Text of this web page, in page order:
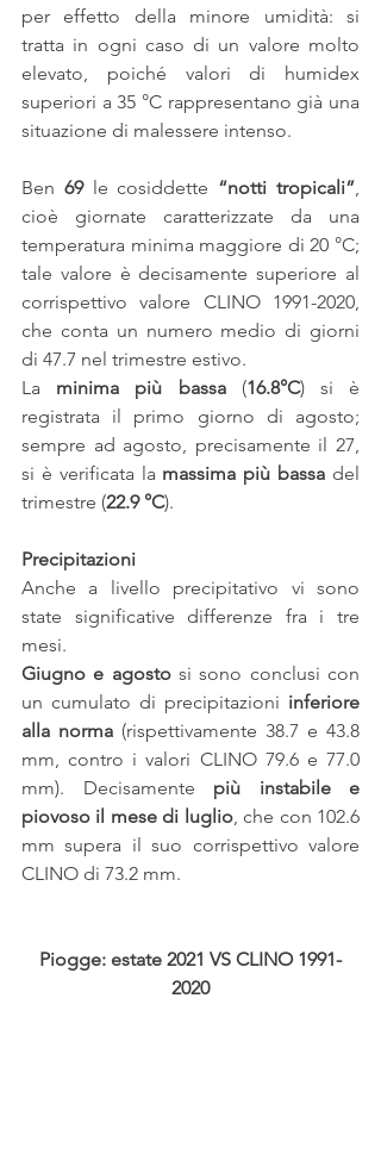
per effetto della minore umidità: si
tratta in ogni caso di un valore molto
elevato, poiché valori di humidex
superiori a 35 °C rappresentano già una
situazione di malessere intenso.
Ben 69 le cosiddette “notti tropicali”
cioè giornate caratterizzate da una
temperatura minima maggiore di 20 °C;
tale valore è decisamente superiore al
corrispettivo valore CLINO 1991-2020,
che conta un numero medio di giorni
di 47.7 nel trimestre estivo.
La minima più bassa (16.8°C) si è
registrata il primo giorno di agosto;
sempre ad agosto, precisamente il 27,
si è verificata la massima più bassa del
trimestre (22.9 °C).
Precipitazioni
Anche a livello precipitativo vi sono
state significative differenze fra i tre
mesi.
Giugno e agosto si sono conclusi con
un cumulato di precipitazioni inferiore
alla norma (rispettivamente 38.7 e 43.8
mm, contro i valori CLINO 79.6 e 77.0
mm). Decisamente più instabile e
piovoso il mese di luglio, che con 102.6
mm supera il suo corrispettivo valore
CLINO di 73.2 mm.
Piogge: estate 2021 VS CLINO 1991-
2020